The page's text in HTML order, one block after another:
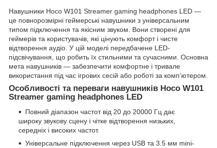
Навушники Hoco W101 Streamer gaming headphones LED —
це повнорозмірні геймерські навушники з універсальним
типом підключення та якісним звуком. Вони створені для
геймерів та користувачів, які цінують комфорт і чисте
відтворення аудіо. У цій моделі передбачене LED-
підсвічування, що робить їх стильними та сучасними. Основна
мета навушників — забезпечити комфортне і тривале
використання під час ігрових сесій або роботі за комп’ютером.
Особливості та переваги навушників Hoco W101
Streamer gaming headphones LED
Повний діапазон частот від 20 до 20000 Гц дає
широку звукову сцену і чітке відтворення низьких,
середніх і високих частот.
Універсальне підключення через USB та 3.5 мм mini-